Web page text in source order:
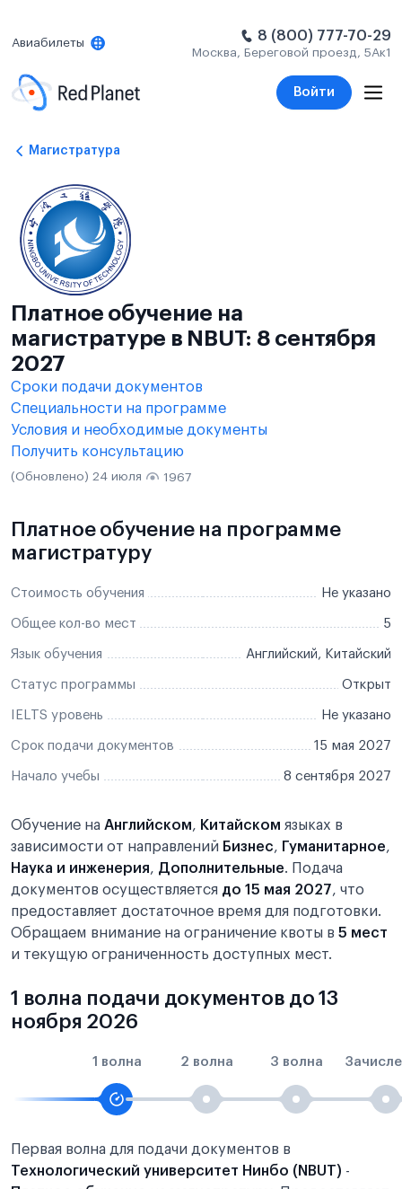
Авиабилеты 8 (800) 777-70-29
Москва, Береговой проезд, 5Ак1
Войти
Магистратура
Платное обучение на
магистратуре в NBUT: 8 сентября
2027
Сроки подачи документов
Специальности на программе
Условия и необходимые документы
Получить консультацию
(Обновлено) 24 июля 1967
Платное обучение на программе
магистратуру
Стоимость обучения Не указано
Общее кол-во мест 5
Язык обучения Английский, Китайский
Статус программы Открыт
IELTS уровень Не указано
Срок подачи документов 15 мая 2027
Начало учебы 8 сентября 2027
Обучение на Английском, Китайском языках в
зависимости от направлений Бизнес, Гуманитарное,
Наука и инженерия, Дополнительные. Подача
документов осуществляется до 15 мая 2027, что
предоставляет достаточное время для подготовки.
Обращаем внимание на ограничение квоты в 5 мест
и текущую ограниченность доступных мест.
1 волна подачи документов до 13
ноября 2026
1 волна 2 волна 3 волна
Первая волна для подачи документов в
Технологический университет Нинбо (NBUT) -